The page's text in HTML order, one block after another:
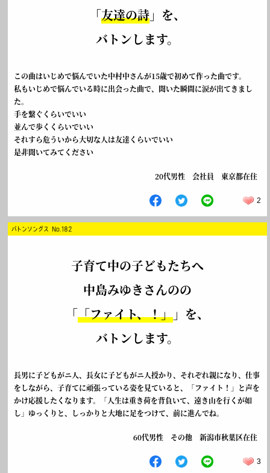
「友達の詩 」を、
バトンします。
この曲はいじめで悩んでいた中村中さんが15歳で初めて作った曲です。
私もいじめで悩んでいる時に出会った曲で、聞いた瞬間に涙が出てきまし
た。
手を繋ぐくらいでいい
並んで歩くくらいでいい
それすら危ういから大切な人は友達くらいでいい
是非聞いてみてください
20代男性 会社員 東京都在住
2
バトンソングス No.182
子育て中の子どもたちへ
中島みゆきさんのの
「「ファイト、！」 」を、
バトンします。
長男に子どもがニ人、長女に子どもがニ人授かり、それぞれ親になり、仕事
をしながら、子育てに頑張っている姿を見ていると、「ファイト！」と声を
かけ応援したくなります。「人生は重き荷を背負いて、遠き山を行くが如
し」ゆっくりと、しっかりと大地に足をつけて、前に進んでね。
60代男性 その他 新潟市秋葉区在住
3